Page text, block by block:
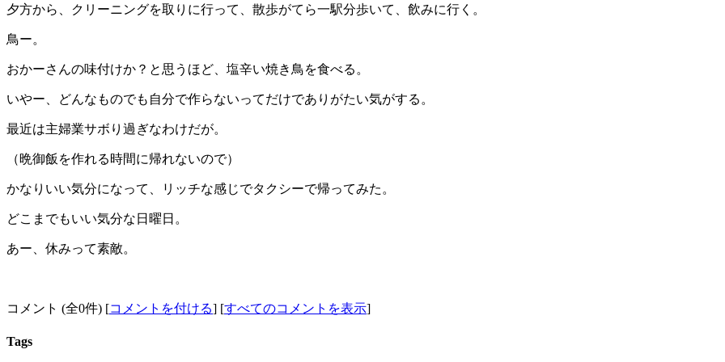
夕方から、クリーニングを取りに行って、散歩がてら一駅分歩いて、飲みに行く。
鳥ー。
おかーさんの味付けか？と思うほど、塩辛い焼き鳥を食べる。
いやー、どんなものでも自分で作らないってだけでありがたい気がする。
最近は主婦業サボり過ぎなわけだが。
（晩御飯を作れる時間に帰れないので）
かなりいい気分になって、リッチな感じでタクシーで帰ってみた。
どこまでもいい気分な日曜日。
あー、休みって素敵。
コメント (全0件) [コメントを付ける] [すべてのコメントを表示]
Tags